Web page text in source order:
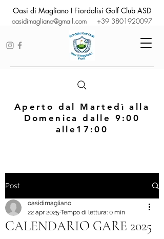
oasidimagliano@gmail.com +39 3801920097
Oasi di Magliano I Fiordalisi Golf Club ASD
Aperto dal Martedì alla
Domenica dalle 9:00
alle17:00
Post
CALENDARIO GARE 2025
oasidimagliano
22 apr 2025 Tempo di lettura: 0 min